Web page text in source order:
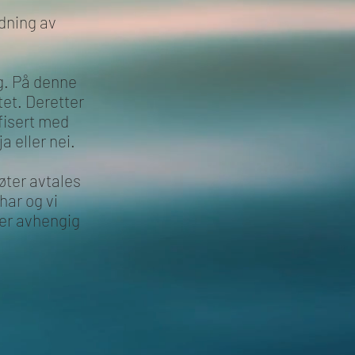
av
På denne
Deretter
med
eller nei.
avtales
og vi
avhengig